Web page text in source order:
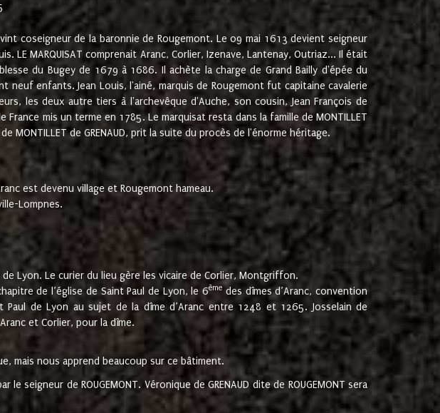
coseigneur de la baronnie de Rougemont. Le 09 mai 1613 devient seigneur
LE MARQUISAT comprenait Aranc, Corlier, Izenave, Lantenay, Outriaz... Il était
du Bugey de 1679 à 1686. Il achète la charge de Grand Bailly d'épée du
neuf enfants. Jean Louis, l'ainé, marquis de Rougemont fut capitaine cavalerie
les deux autre tiers à l'archevêque d'Auche, son cousin, Jean François de
mis un terme en 1785. Le marquisat resta dans la famille de MONTILLET
MONTILLET de GRENAUD, prit la suite du procès de l'énorme héritage.
est devenu village et Rougemont hameau.
Lompnes.
Lyon. Le curier du lieu gère les vicaire de Corlier, Montgriffon.
de l’église de Saint Paul de Lyon, le 6ème des dîmes d’Aranc, convention
de Lyon au sujet de la dîme d’Aranc entre 1248 et 1265. Josselain de
et Corlier, pour la dîme.
mais nous apprend beaucoup sur ce bâtiment.
de ROUGEMONT. Véronique de GRENAUD dite de ROUGEMONT sera